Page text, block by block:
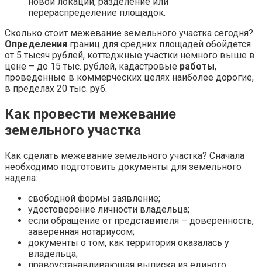
перераспределение площадок.
Сколько стоит межевание земельного участка сегодня?
Определения границ для средних площадей обойдется
от 5 тысяч рублей, коттеджные участки немного выше в
цене – до 15 тыс. рублей, кадастровые работы,
проведенные в коммерческих целях наиболее дорогие,
в пределах 20 тыс. руб.
Как провести межевание
земельного участка
Как сделать межевание земельного участка? Сначала
необходимо подготовить документы для земельного
надела:
свободной формы заявление;
удостоверение личности владельца;
если обращение от представителя – доверенность,
заверенная нотариусом;
документы о том, как территория оказалась у
владельца;
правоустанавливающая выписка из единого